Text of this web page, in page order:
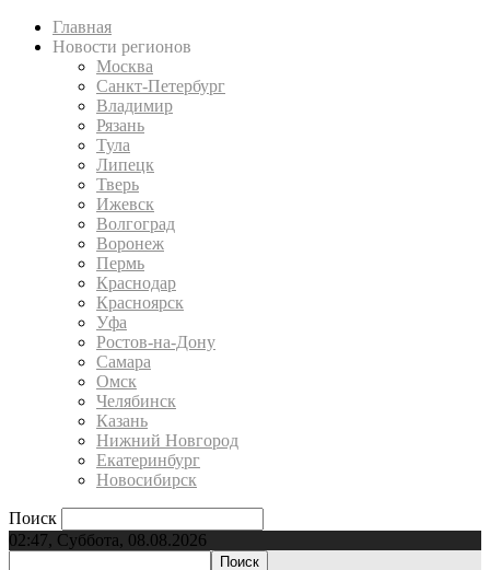
Главная
Новости регионов
Москва
Санкт-Петербург
Владимир
Рязань
Тула
Липецк
Тверь
Ижевск
Волгоград
Воронеж
Пермь
Краснодар
Красноярск
Уфа
Ростов-на-Дону
Самара
Омск
Челябинск
Казань
Нижний Новгород
Екатеринбург
Новосибирск
Поиск
02:47, Суббота, 08.08.2026